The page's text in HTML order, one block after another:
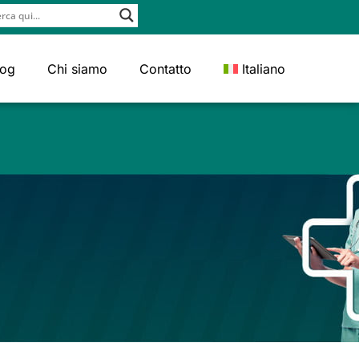
Chi siamo Contatto Italiano